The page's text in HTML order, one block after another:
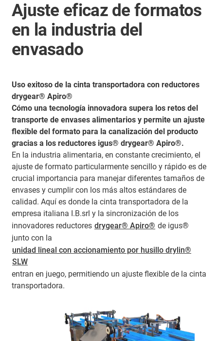
Ajuste eficaz de formatos
en la industria del
envasado
Uso exitoso de la cinta transportadora con reductores
drygear® Apiro®
Cómo una tecnología innovadora supera los retos del
transporte de envases alimentarios y permite un ajuste
flexible del formato para la canalización del producto
gracias a los reductores igus® drygear® Apiro®.
En la industria alimentaria, en constante crecimiento, el
ajuste de formato particularmente sencillo y rápido es de
crucial importancia para manejar diferentes tamaños de
envases y cumplir con los más altos estándares de
calidad. Aquí es donde la cinta transportadora de la
empresa italiana I.B.srl y la sincronización de los
innovadores reductores drygear® Apiro® de igus®
junto con la
unidad lineal con accionamiento por husillo drylin®
SLW
entran en juego, permitiendo un ajuste flexible de la cinta
transportadora.